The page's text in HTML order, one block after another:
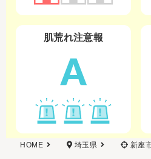
肌荒れ注意報
A
HOME 埼玉県 新座